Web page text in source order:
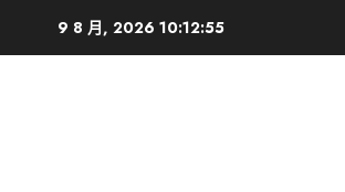
9 8 月, 2026 10:12:56